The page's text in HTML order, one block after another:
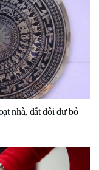
nhà, đất dôi dư bỏ